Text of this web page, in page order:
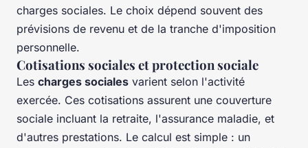
charges sociales. Le choix dépend souvent des
prévisions de revenu et de la tranche d'imposition
personnelle.
Cotisations sociales et protection sociale
Les charges sociales varient selon l'activité
exercée. Ces cotisations assurent une couverture
sociale incluant la retraite, l'assurance maladie, et
d'autres prestations. Le calcul est simple : un